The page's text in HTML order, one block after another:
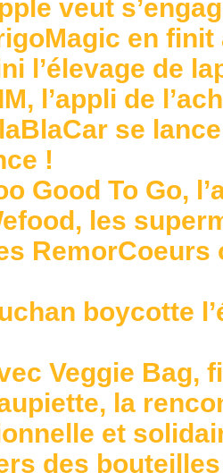
veut
en
l’élevage de
l’appli de
se
!
Good To Go,
les
RemorCoeurs
boycotte
Veggie Bag,
la
et
des